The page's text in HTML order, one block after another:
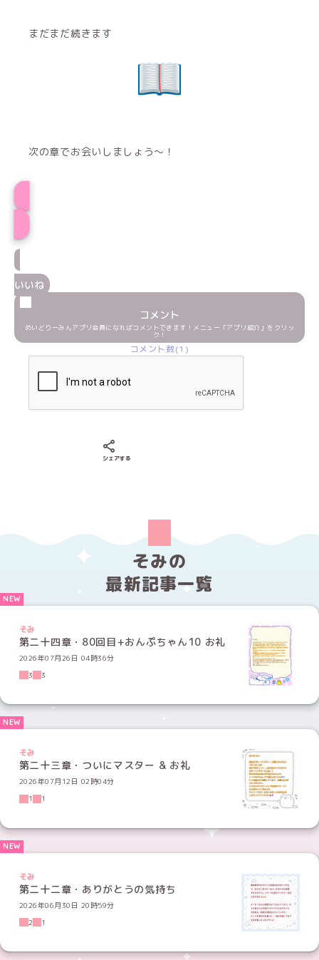
まだまだ続きます
次の章でお会いしましょう～！
いいね
コメント
めいどりーみんアプリ会員になればコメントできます！メニュー「アプリ紹介」をクリッ
ク！
コメント数(1)
シェアする
そみの
最新記事一覧
そみ
第二十四章・80回目+おんぷちゃん10 お礼
2026年07月26日 04時36分
3
3
そみ
第二十三章・ついにマスター & お礼
2026年07月12日 02時04分
1
1
そみ
第二十二章・ありがとうの気持ち
2026年06月30日 20時59分
2
1